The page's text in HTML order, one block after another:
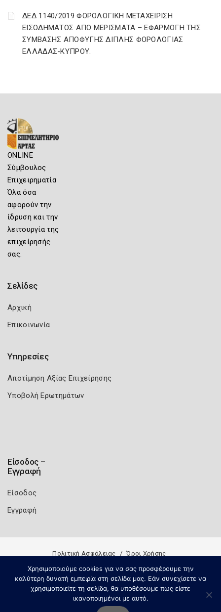
ΔΕΔ 1140/2019 ΦΟΡΟΛΟΓΙΚΗ ΜΕΤΑΧΕΙΡΙΣΗ
ΕΙΣΟΔΗΜΑΤΟΣ ΑΠΟ ΜΕΡΙΣΜΑΤΑ – ΕΦΑΡΜΟΓΗ ΤΗΣ
ΣΥΜΒΑΣΗΣ ΑΠΟΦΥΓΗΣ ΔΙΠΛΗΣ ΦΟΡΟΛΟΓΙΑΣ
ΕΛΛΑΔΑΣ-ΚΥΠΡΟΥ.
ONLINE
Σύμβουλος
Επιχειρηματία
Όλα όσα
αφορούν την
ίδρυση και την
λειτουργία της
επιχείρησής
σας.
Σελίδες
Αρχική
Επικοινωνία
Υπηρεσίες
Αποτίμηση Αξίας Επιχείρησης
Υποβολή Ερωτημάτων
Είσοδος –
Εγγραφή
Είσοδος
Εγγραφή
Πολιτική Ασφάλειας Όροι Χρήσης
Χρησιμοποιούμε cookies για να σας προσφέρουμε την
καλύτερη δυνατή εμπειρία στη σελίδα μας. Εάν συνεχίσετε να
χρησιμοποιείτε τη σελίδα, θα υποθέσουμε πως είστε
ικανοποιημένοι με αυτό.
Copyright 2026 Knowledge A.E.